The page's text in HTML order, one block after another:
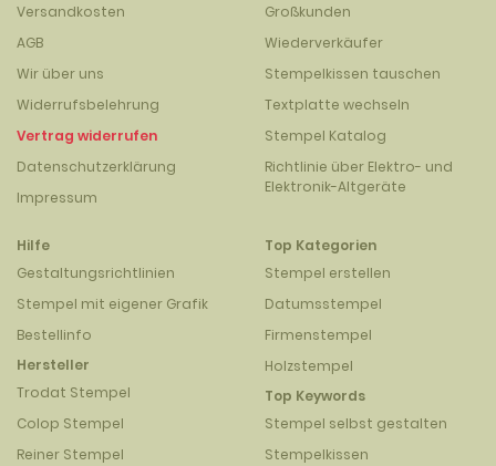
Versandkosten
AGB
Wir über uns
Widerrufsbelehrung
Vertrag widerrufen
Datenschutzerklärung
Impressum
Großkunden
Wiederverkäufer
Stempelkissen tauschen
Textplatte wechseln
Stempel Katalog
Richtlinie über Elektro- und
Elektronik-Altgeräte
Hilfe
Gestaltungsrichtlinien
Stempel mit eigener Grafik
Bestellinfo
Hersteller
Trodat Stempel
Colop Stempel
Reiner Stempel
Top Kategorien
Stempel erstellen
Datumsstempel
Firmenstempel
Holzstempel
Top Keywords
Stempel selbst gestalten
Stempelkissen